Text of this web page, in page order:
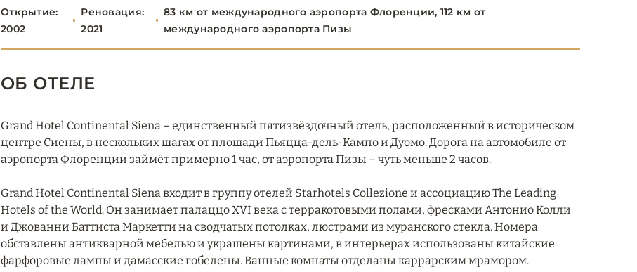
Открытие:
2002
Реновация:
2021
83 км от международного аэропорта Флоренции, 112 км от
международного аэропорта Пизы
ОБ ОТЕЛЕ
Grand Hotel Continental Siena – единственный пятизвёздочный отель, расположенный в историческом
центре Сиены, в нескольких шагах от площади Пьяцца-дель-Кампо и Дуомо. Дорога на автомобиле от
аэропорта Флоренции займёт примерно 1 час, от аэропорта Пизы – чуть меньше 2 часов.
Grand Hotel Continental Siena входит в группу отелей Starhotels Collezione и ассоциацию The Leading
Hotels of the World. Он занимает палаццо XVI века с терракотовыми полами, фресками Антонио Колли
и Джованни Баттиста Маркетти на сводчатых потолках, люстрами из муранского стекла. Номера
обставлены антикварной мебелью и украшены картинами, в интерьерах использованы китайские
фарфоровые лампы и дамасские гобелены. Ванные комнаты отделаны каррарским мрамором.